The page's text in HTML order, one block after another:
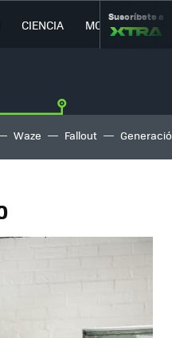
CIENCIA MOVILIDAD
Suscríbete a
Waze Fallout